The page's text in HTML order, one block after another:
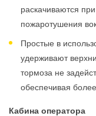
раскачиваются
пожаротушения
Простые в
удерживают
тормоза не
обеспечивая
Кабина оператора